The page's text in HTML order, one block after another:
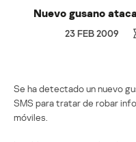
Nuevo gusano
23 FEB 2009
Se ha detectado un nuevo
SMS para tratar de robar
móviles.